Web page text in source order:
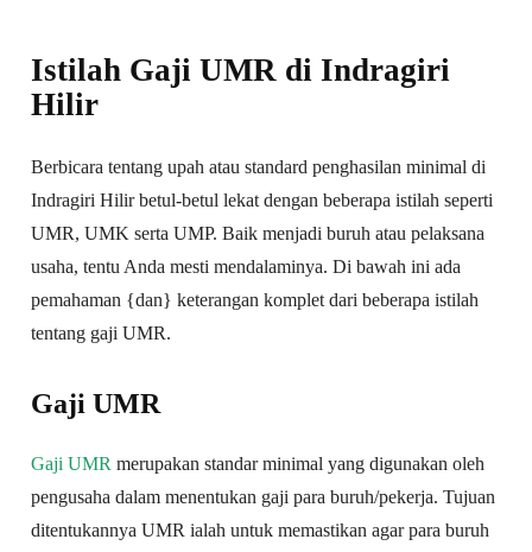
Istilah Gaji UMR di Indragiri
Hilir
Berbicara tentang upah atau standard penghasilan minimal di
Indragiri Hilir betul-betul lekat dengan beberapa istilah seperti
UMR, UMK serta UMP. Baik menjadi buruh atau pelaksana
usaha, tentu Anda mesti mendalaminya. Di bawah ini ada
pemahaman {dan} keterangan komplet dari beberapa istilah
tentang gaji UMR.
Gaji UMR
Gaji UMR merupakan standar minimal yang digunakan oleh
pengusaha dalam menentukan gaji para buruh/pekerja. Tujuan
ditentukannya UMR ialah untuk memastikan agar para buruh